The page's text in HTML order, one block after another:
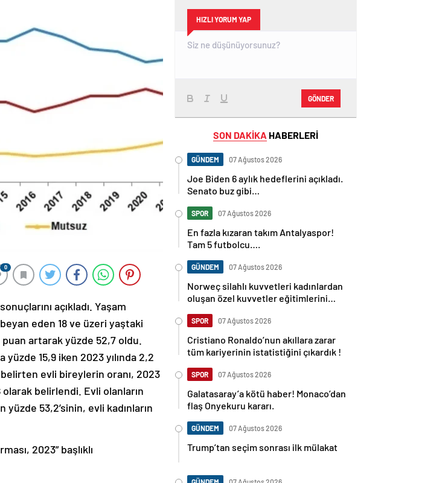
0
açıkladı. Yaşam
eden 18 ve üzeri yaştaki
puan artarak yüzde 52,7 oldu.
15,9 iken 2023 yılında 2,2
evli bireylerin oranı, 2023
belirlendi. Evli olanların
53,2’sinin, evli kadınların
2023” başlıklı
HIZLI YORUM YAP
GÖNDER
SON DAKİKA HABERLERİ
GÜNDEM 07 Ağustos 2026
Joe Biden 6 aylık hedeflerini açıkladı.
Senato buz gibi…
SPOR 07 Ağustos 2026
En fazla kızaran takım Antalyaspor!
Tam 5 futbolcu….
GÜNDEM 07 Ağustos 2026
Norweç silahlı kuvvetleri kadınlardan
oluşan özel kuvvetler eğitimlerini
SPOR 07 Ağustos 2026
Cristiano Ronaldo’nun akıllara zarar
tüm kariyerinin istatistiğini çıkardık !
SPOR 07 Ağustos 2026
Galatasaray’a kötü haber! Monaco’dan
flaş Onyekuru kararı.
GÜNDEM 07 Ağustos 2026
Trump’tan seçim sonrası ilk mülakat